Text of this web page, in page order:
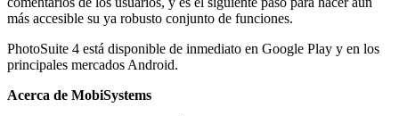
más accesible su ya robusto conjunto de funciones.
PhotoSuite 4 está disponible de inmediato en Google Play y en los
principales mercados Android.
Acerca de MobiSystems